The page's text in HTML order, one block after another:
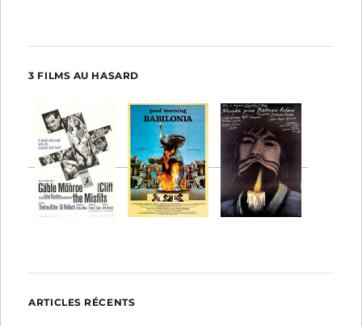
3 FILMS AU HASARD
ARTICLES RÉCENTS